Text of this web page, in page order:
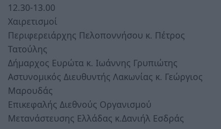
12.30-13.00
Χαιρετισμοί
Περιφερειάρχης Πελοποννήσου κ. Πέτρος
Τατούλης
Δήμαρχος Ευρώτα κ. Ιωάννης Γρυπιώτης
Αστυνομικός Διευθυντής Λακωνίας κ. Γεώργιος
Μαρουδάς
Επικεφαλής Διεθνούς Οργανισμού
Μετανάστευσης Ελλάδας κ.Δανιήλ Εσδράς